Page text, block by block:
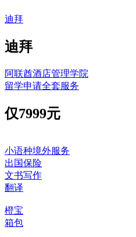
迪拜
迪拜
阿联酋酒店管理学院
留学申请全套服务
仅7999元
小语种境外服务
出国保险
文书写作
翻译
橙宝
箱包